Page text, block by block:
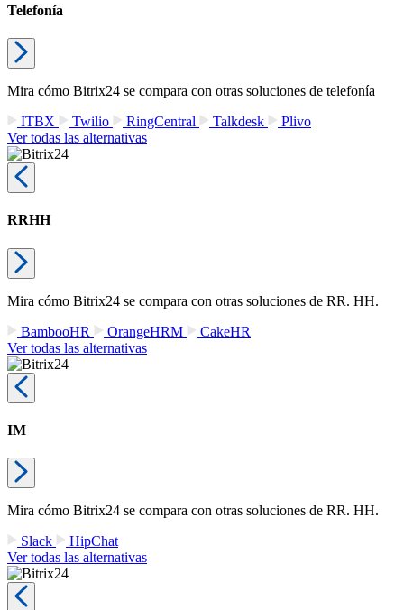
Telefonía
Mira cómo Bitrix24 se compara con otras soluciones de telefonía
ITBX
Twilio RingCentral Talkdesk
Plivo
Ver todas las alternativas
RRHH
Mira cómo Bitrix24 se compara con otras soluciones de RR. HH.
BambooHR
OrangeHRM
CakeHR
Ver todas las alternativas
IM
Mira cómo Bitrix24 se compara con otras soluciones de RR. HH.
Slack
HipChat
Ver todas las alternativas